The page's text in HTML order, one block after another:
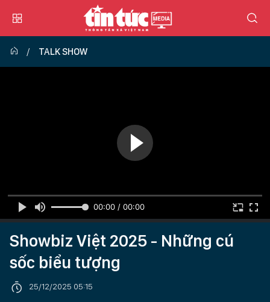
TALK SHOW
00:00 / 00:00
Showbiz Việt 2025 - Những cú
sốc biểu tượng
25/12/2025 05:15